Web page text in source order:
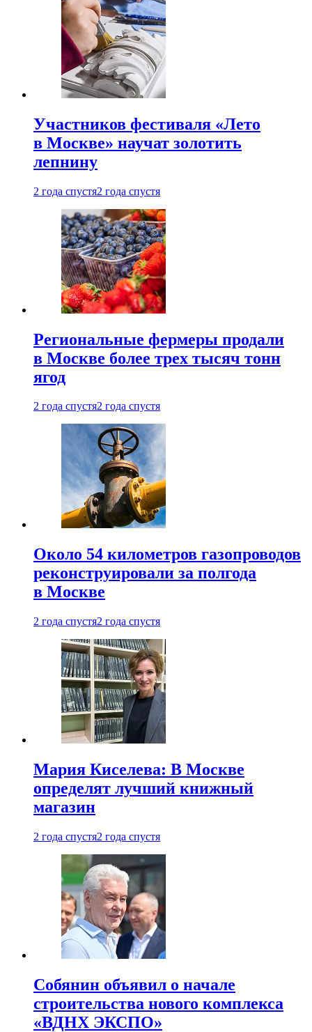
Участников фестиваля «Лето
в Москве» научат золотить
лепнину
2 года спустя2 года спустя
Региональные фермеры продали
в Москве более трех тысяч тонн
ягод
2 года спустя2 года спустя
Около 54 километров газопроводов
реконструировали за полгода
в Москве
2 года спустя2 года спустя
Мария Киселева: В Москве
определят лучший книжный
магазин
2 года спустя2 года спустя
Собянин объявил о начале
строительства нового комплекса
«ВДНХ ЭКСПО»